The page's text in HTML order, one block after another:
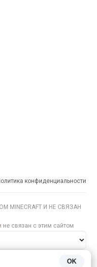
OK
конфиденциальности
MINECRAFT И НЕ СВЯЗАН
не связан с этим сайтом